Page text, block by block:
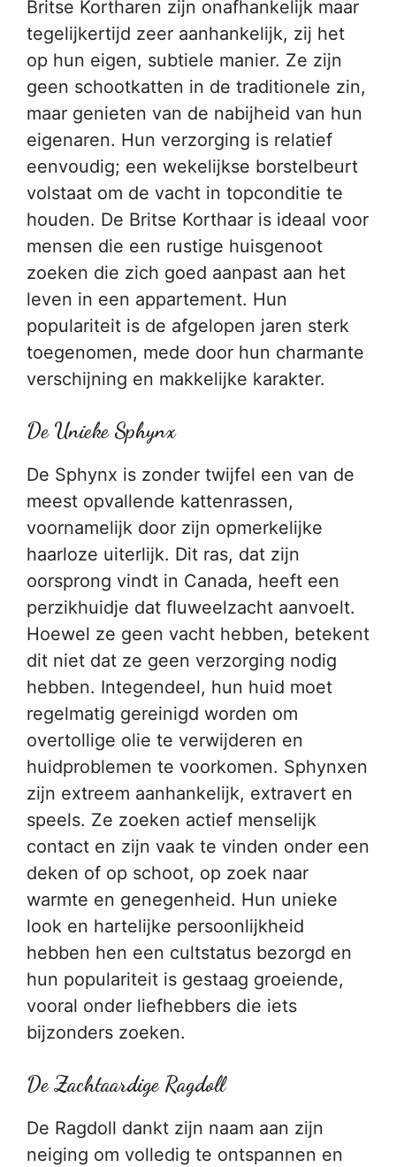
Britse Kortharen zijn onafhankelijk maar
tegelijkertijd zeer aanhankelijk, zij het
op hun eigen, subtiele manier. Ze zijn
geen schootkatten in de traditionele zin,
maar genieten van de nabijheid van hun
eigenaren. Hun verzorging is relatief
eenvoudig; een wekelijkse borstelbeurt
volstaat om de vacht in topconditie te
houden. De Britse Korthaar is ideaal voor
mensen die een rustige huisgenoot
zoeken die zich goed aanpast aan het
leven in een appartement. Hun
populariteit is de afgelopen jaren sterk
toegenomen, mede door hun charmante
verschijning en makkelijke karakter.
De Unieke Sphynx
De Sphynx is zonder twijfel een van de
meest opvallende kattenrassen,
voornamelijk door zijn opmerkelijke
haarloze uiterlijk. Dit ras, dat zijn
oorsprong vindt in Canada, heeft een
perzikhuidje dat fluweelzacht aanvoelt.
Hoewel ze geen vacht hebben, betekent
dit niet dat ze geen verzorging nodig
hebben. Integendeel, hun huid moet
regelmatig gereinigd worden om
overtollige olie te verwijderen en
huidproblemen te voorkomen. Sphynxen
zijn extreem aanhankelijk, extravert en
speels. Ze zoeken actief menselijk
contact en zijn vaak te vinden onder een
deken of op schoot, op zoek naar
warmte en genegenheid. Hun unieke
look en hartelijke persoonlijkheid
hebben hen een cultstatus bezorgd en
hun populariteit is gestaag groeiende,
vooral onder liefhebbers die iets
bijzonders zoeken.
De Zachtaardige Ragdoll
De Ragdoll dankt zijn naam aan zijn
neiging om volledig te ontspannen en